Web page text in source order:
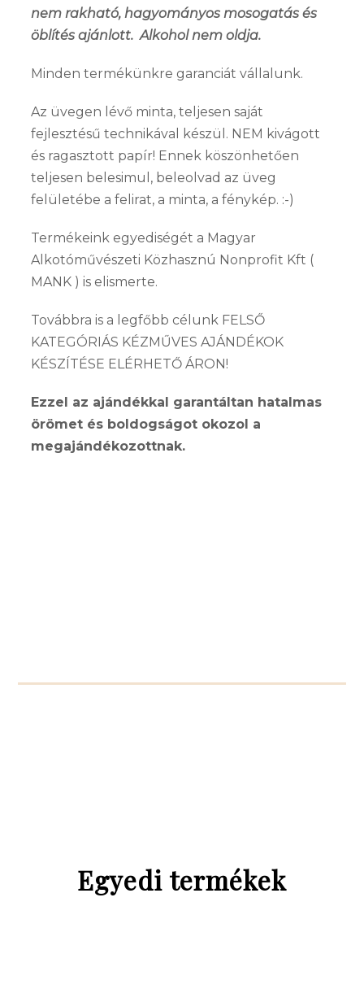
nem rakható, hagyományos mosogatás és
öblítés ajánlott. Alkohol nem oldja.
Minden termékünkre garanciát vállalunk.
Az üvegen lévő minta, teljesen saját
fejlesztésű technikával készül. NEM kivágott
és ragasztott papír! Ennek köszönhetően
teljesen belesimul, beleolvad az üveg
felületébe a felirat, a minta, a fénykép. :-)
Termékeink egyediségét a Magyar
Alkotóművészeti Közhasznú Nonprofit Kft (
MANK ) is elismerte.
Továbbra is a legfőbb célunk FELSŐ
KATEGÓRIÁS KÉZMŰVES AJÁNDÉKOK
KÉSZÍTÉSE ELÉRHETŐ ÁRON!
Ezzel az ajándékkal garantáltan hatalmas
örömet és boldogságot okozol a
megajándékozottnak.
Egyedi termékek